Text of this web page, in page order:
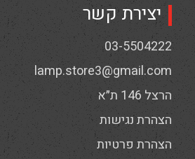
יצירת קשר
03-5504222
lamp.store3@gmail.com
הרצל 146 ת״א
הצהרת נגישות
הצהרת פרטיות